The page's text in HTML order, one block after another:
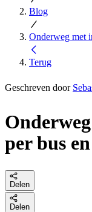
Blog
Onderweg met
Terug
Geschreven door
per bus
Delen
Delen